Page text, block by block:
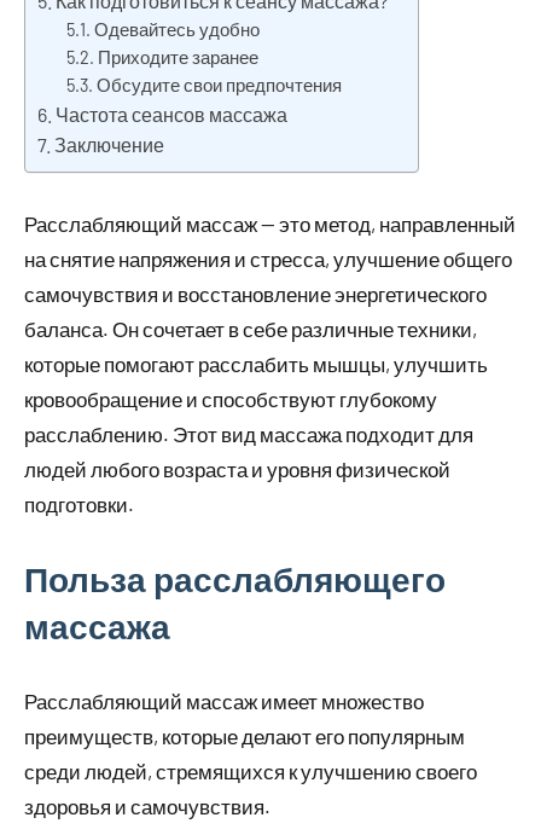
Одевайтесь удобно
Приходите заранее
Обсудите свои предпочтения
Частота сеансов массажа
Заключение
Расслабляющий массаж — это метод, направленный
на снятие напряжения и стресса, улучшение общего
самочувствия и восстановление энергетического
баланса. Он сочетает в себе различные техники,
которые помогают расслабить мышцы, улучшить
кровообращение и способствуют глубокому
расслаблению. Этот вид массажа подходит для
людей любого возраста и уровня физической
подготовки.
Польза расслабляющего
массажа
Расслабляющий массаж имеет множество
преимуществ, которые делают его популярным
среди людей, стремящихся к улучшению своего
здоровья и самочувствия.